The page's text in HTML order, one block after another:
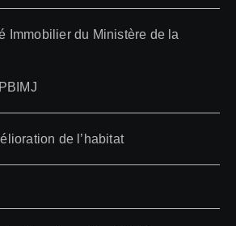
Immobilier du Ministère de la
de l’habitat